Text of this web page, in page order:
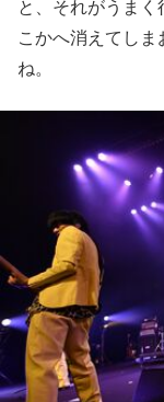
と、それがうま
こかへ消えてしま
ね。